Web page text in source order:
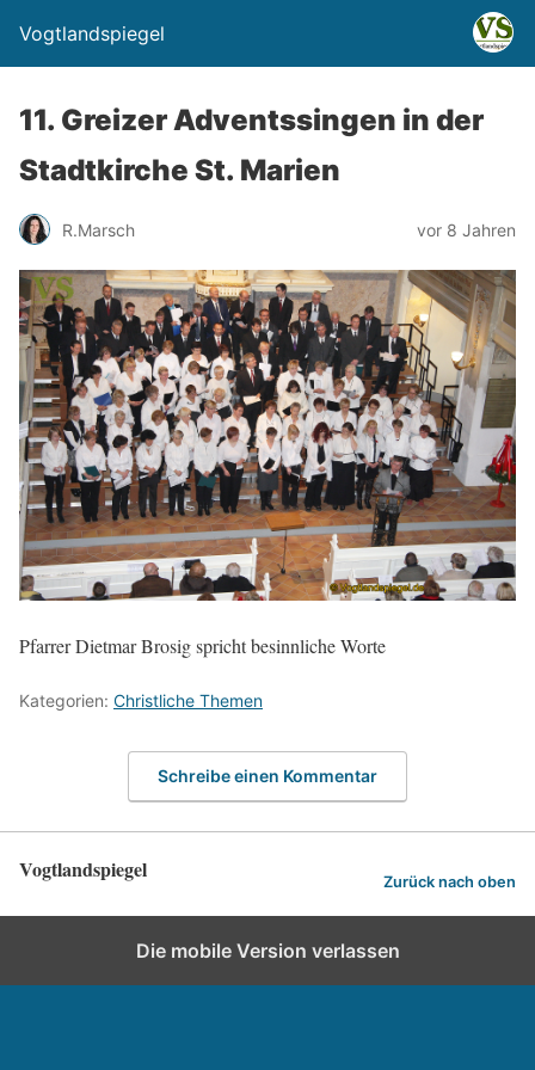
Vogtlandspiegel
11. Greizer Adventssingen in der
Stadtkirche St. Marien
R.Marsch vor 8 Jahren
Pfarrer Dietmar Brosig spricht besinnliche Worte
Kategorien: Christliche Themen
Schreibe einen Kommentar
Vogtlandspiegel Zurück nach oben
Die mobile Version verlassen